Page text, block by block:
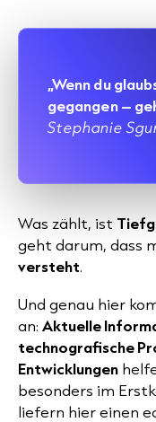
„Wenn du
gegangen –
Stephanie
Was zählt, ist
geht darum, dass
versteht.
Und genau hier
an: Aktuelle
technografische
Entwicklungen
besonders im
liefern hier einen